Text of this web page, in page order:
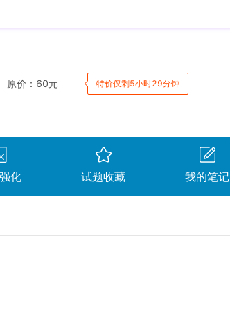
原价：60元 特价仅剩5小时29分钟
化 试题收藏 我的笔记